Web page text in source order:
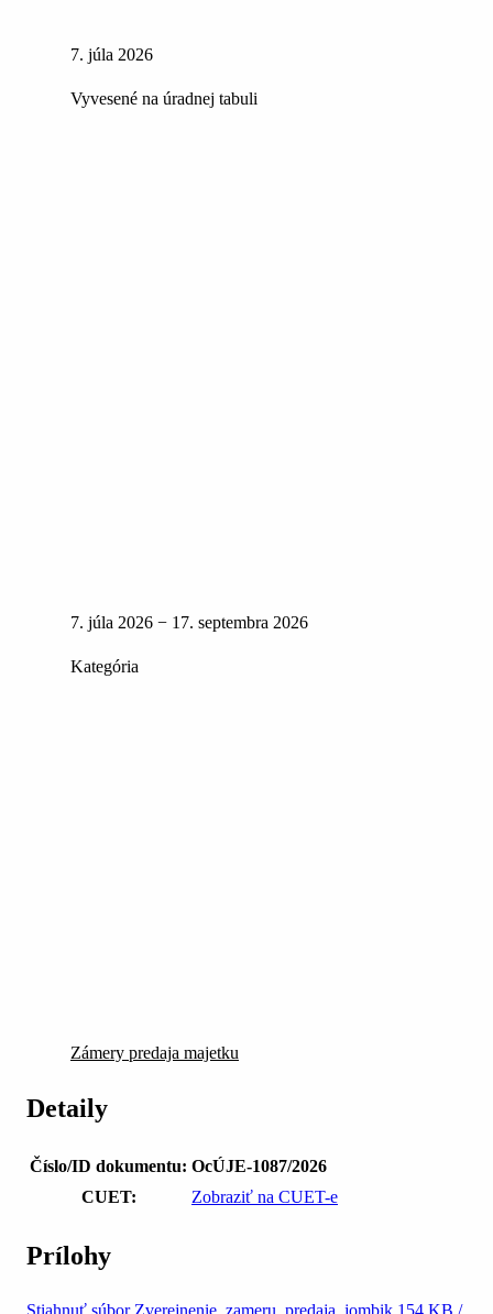
7. júla 2026
Vyvesené na úradnej tabuli
7. júla 2026 − 17. septembra 2026
Kategória
Zámery predaja majetku
Detaily
Číslo/ID dokumentu: OcÚJE-1087/2026
CUET:
Zobraziť na CUET-e
Prílohy
Stiahnuť súbor Zverejnenie_zameru_predaja_jombik 154 KB /